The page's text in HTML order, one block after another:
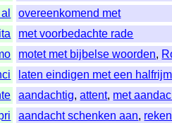
overeenkomend met
met voorbedachte rade
motet met bijbelse woorden,
laten eindigen met een halfrijm
aandachtig,attent, met
aandacht schenken aan,